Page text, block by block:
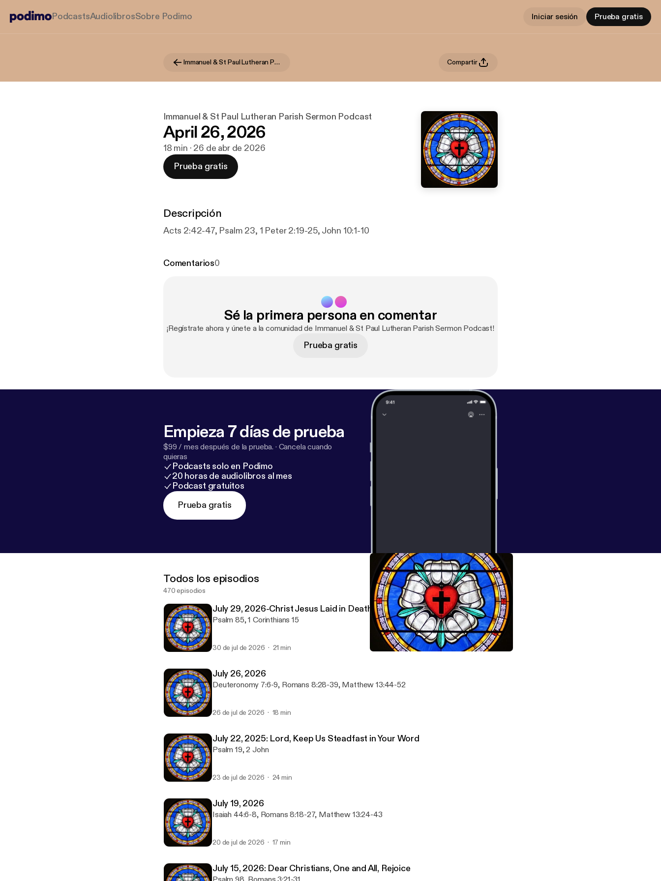
PodcastsAudiolibrosSobre Podimo Iniciar sesión Prueba gratis
Immanuel & St Paul Lutheran Parish Sermon Podcast Compartir
Immanuel & St Paul Lutheran Parish Sermon Podcast
April 26, 2026
18 min · 26 de abr de 2026
Prueba gratis
Descripción
Acts 2:42-47, Psalm 23, 1 Peter 2:19-25, John 10:1-10
Comentarios0
Sé la primera persona en comentar
¡Regístrate ahora y únete a la comunidad de Immanuel & St Paul Lutheran Parish Sermon Podcast!
Prueba gratis
Empieza 7 días de prueba
$99 / mes después de la prueba. · Cancela cuando
quieras
Podcasts solo en Podimo
20 horas de audiolibros al mes
Podcast gratuitos
Prueba gratis
Todos los episodios
470 episodios
July 29, 2026-Christ Jesus Laid in Death's Strong Bands
Psalm 85, 1 Corinthians 15
30 de jul de 2026 21 min
July 26, 2026
Deuteronomy 7:6-9, Romans 8:28-39, Matthew 13:44-52
26 de jul de 2026 18 min
July 22, 2025: Lord, Keep Us Steadfast in Your Word
Psalm 19, 2 John
23 de jul de 2026 24 min
July 19, 2026
Isaiah 44:6-8, Romans 8:18-27, Matthew 13:24-43
20 de jul de 2026 17 min
July 15, 2026: Dear Christians, One and All, Rejoice